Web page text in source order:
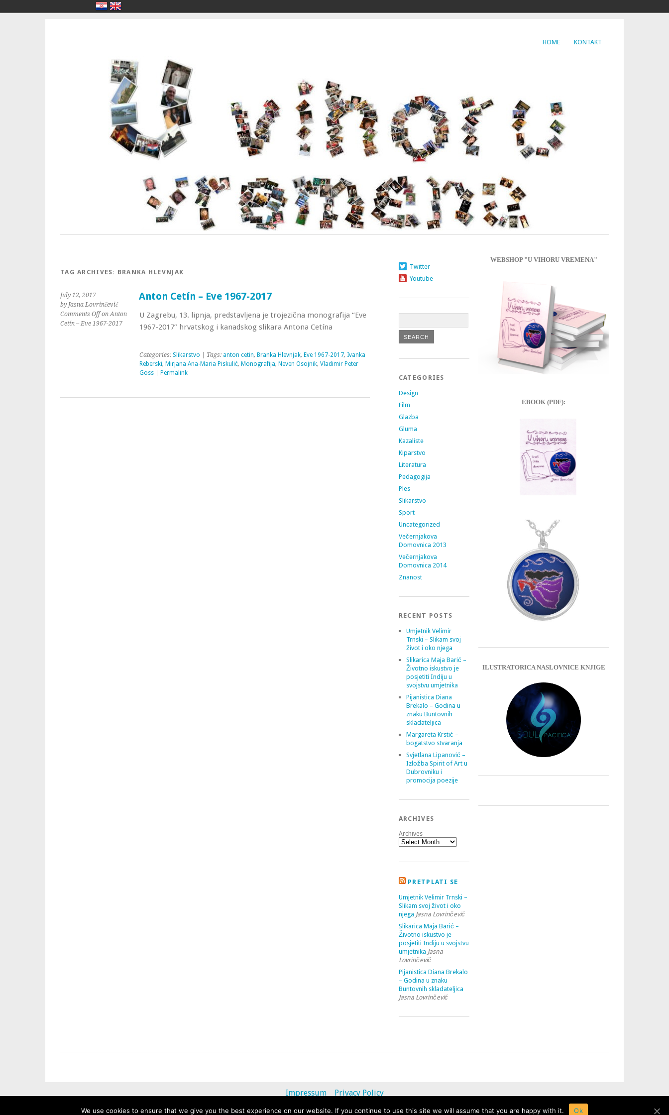
HOME KONTAKT
TAG ARCHIVES: BRANKA HLEVNJAK
July 12, 2017
by Jasna Lovrinčević
Comments Offon Anton
Cetín – Eve 1967-2017
Anton Cetín – Eve 1967-2017
U Zagrebu, 13. lipnja, predstavljena je trojezična monografija “Eve
1967-2017” hrvatskog i kanadskog slikara Antona Cetína
Categories: Slikarstvo | Tags: anton cetin, Branka Hlevnjak, Eve 1967-2017, Ivanka
Reberski, Mirjana Ana-Maria Piskulić, Monografija, Neven Osojnik, Vladimir Peter
Goss| Permalink
Twitter
Youtube
CATEGORIES
Design
Film
Glazba
Gluma
Kazaliste
Kiparstvo
Literatura
Pedagogija
Ples
Slikarstvo
Sport
Uncategorized
Večernjakova
Domovnica 2013
Večernjakova
Domovnica 2014
Znanost
RECENT POSTS
Umjetnik Velimir
Trnski – Slikam svoj
život i oko njega
Slikarica Maja Barić –
Životno iskustvo je
posjetiti Indiju u
svojstvu umjetnika
Pijanistica Diana
Brekalo – Godina u
znaku Buntovnih
skladateljica
Margareta Krstić –
bogatstvo stvaranja
Svjetlana Lipanović –
Izložba Spirit of Art u
Dubrovniku i
promocija poezije
ARCHIVES
Archives
PRETPLATI SE
Umjetnik Velimir Trnski –
Slikam svoj život i oko
njega Jasna Lovrinčević
Slikarica Maja Barić –
Životno iskustvo je
posjetiti Indiju u svojstvu
umjetnika Jasna
Lovrinčević
Pijanistica Diana Brekalo
– Godina u znaku
Buntovnih skladateljica
Jasna Lovrinčević
WEBSHOP "U VIHORU VREMENA"
EBOOK (PDF):
ILUSTRATORICA NASLOVNICE KNJIGE
Impressum
Privacy Policy
© 2013 - 2020 uvihoruvremena.com. Alle Rechte vorbehalten.
We use cookies to ensure that we give you the best experience on our website. If you continue to use this site we will assume that you are happy with it. Ok